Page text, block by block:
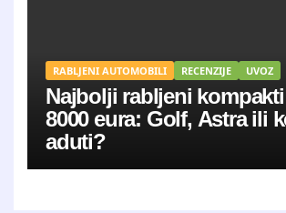
RABLJENI AUTOMOBILI RECENZIJE UVOZ
Najbolji rabljeni
8000 eura: Golf, Astra ili
aduti?